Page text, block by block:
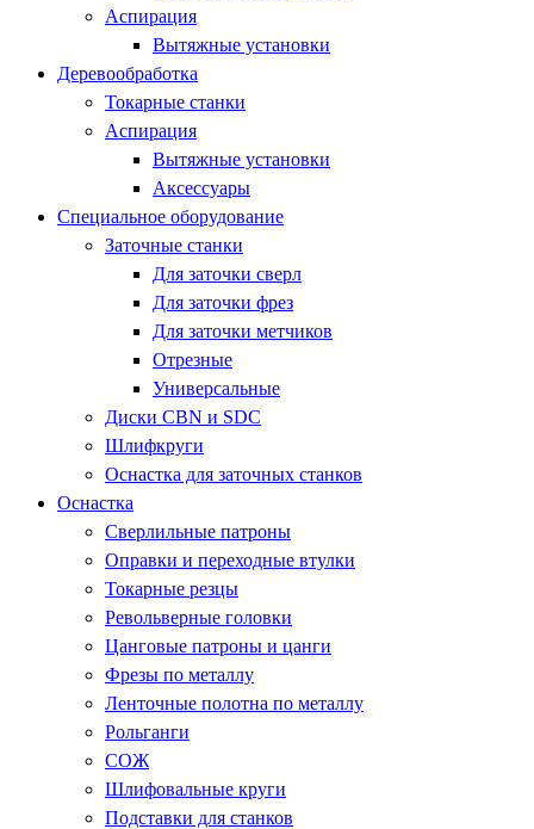
Аспирация
Вытяжные установки
Деревообработка
Токарные станки
Аспирация
Вытяжные установки
Аксессуары
Специальное оборудование
Заточные станки
Для заточки сверл
Для заточки фрез
Для заточки метчиков
Отрезные
Универсальные
Диски CBN и SDC
Шлифкруги
Оснастка для заточных станков
Оснастка
Сверлильные патроны
Оправки и переходные втулки
Токарные резцы
Револьверные головки
Цанговые патроны и цанги
Фрезы по металлу
Ленточные полотна по металлу
Рольганги
СОЖ
Шлифовальные круги
Подставки для станков